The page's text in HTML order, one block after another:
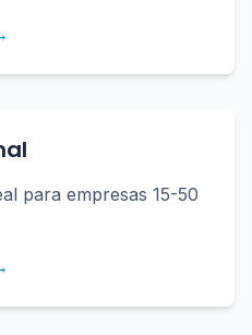
para empresas 15-50